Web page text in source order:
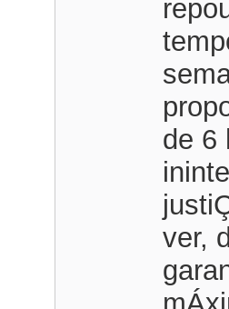
de 6
ver,